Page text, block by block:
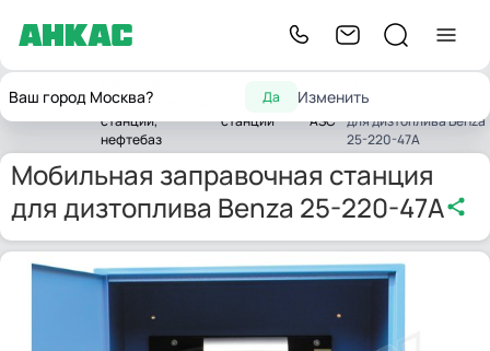
Ваш город Москва? Да Изменить
Главная автозаправочных
станций,
нефтебаз
Заправочные
станции
Мини
АЗС
заправочная станция
для дизтоплива Benza
25-220-47А
Мобильная заправочная станция
для дизтоплива Benza 25-220-47А